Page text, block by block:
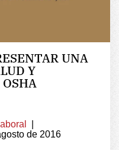
UNA
Y
de 2016